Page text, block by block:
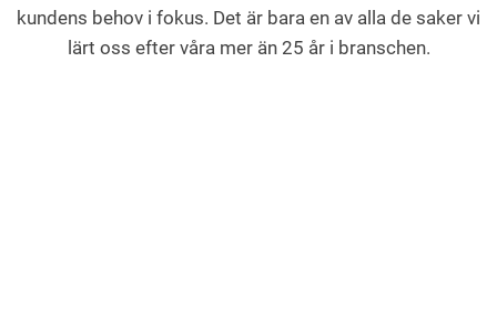
kundens behov i fokus. Det är bara en av alla de saker vi
lärt oss efter våra mer än 25 år i branschen.